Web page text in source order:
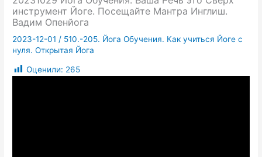
инструмент Йоге. Посещайте Мантра Инглиш.
Вадим Опенйога
2023-12-01 / 510.-205. Йога Обучения. Как учиться Йоге с
нуля. Открытая Йога
Оценили: 265